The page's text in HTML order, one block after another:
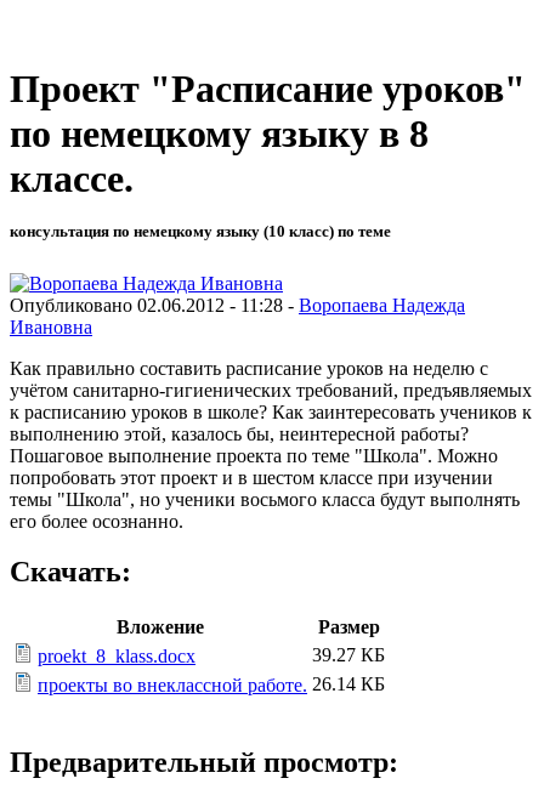
Проект "Расписание уроков"
по немецкому языку в 8
классе.
консультация по немецкому языку (10 класс) по теме
Опубликовано 02.06.2012 - 11:28 - Воропаева Надежда
Ивановна
Как правильно составить расписание уроков на неделю с
учётом санитарно-гигиенических требований, предъявляемых
к расписанию уроков в школе? Как заинтересовать учеников к
выполнению этой, казалось бы, неинтересной работы?
Пошаговое выполнение проекта по теме "Школа". Можно
попробовать этот проект и в шестом классе при изучении
темы "Школа", но ученики восьмого класса будут выполнять
его более осознанно.
Скачать:
Вложение
Размер
proekt_8_klass.docx
39.27 КБ
проекты во внеклассной работе. 26.14 КБ
Предварительный просмотр: